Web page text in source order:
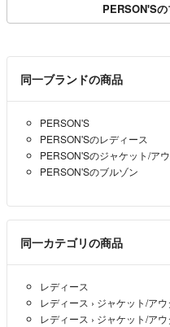
PERSON'S
同一ブランドの商品
PERSON'S
PERSON'Sのレディース
PERSON'Sのジャケット/ア
PERSON'Sのブルゾン
同一カテゴリの商品
レディース
レディース › ジャケット/アウ
レディース › ジャケット/アウ